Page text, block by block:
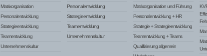
Matrixorganisation
Personalentwicklung
Strategieentwicklung
Teamentwicklung
Unternehmenskultur
Personalentwicklung
Strategieentwicklung
Teamentwicklung
Unternehmenskultur
Matrixorganisation und Führung
Personalentwicklung + HR
Strategie + Strategieentwicklung
Teamentwicklung + Teams
Qualifizierung allgemein